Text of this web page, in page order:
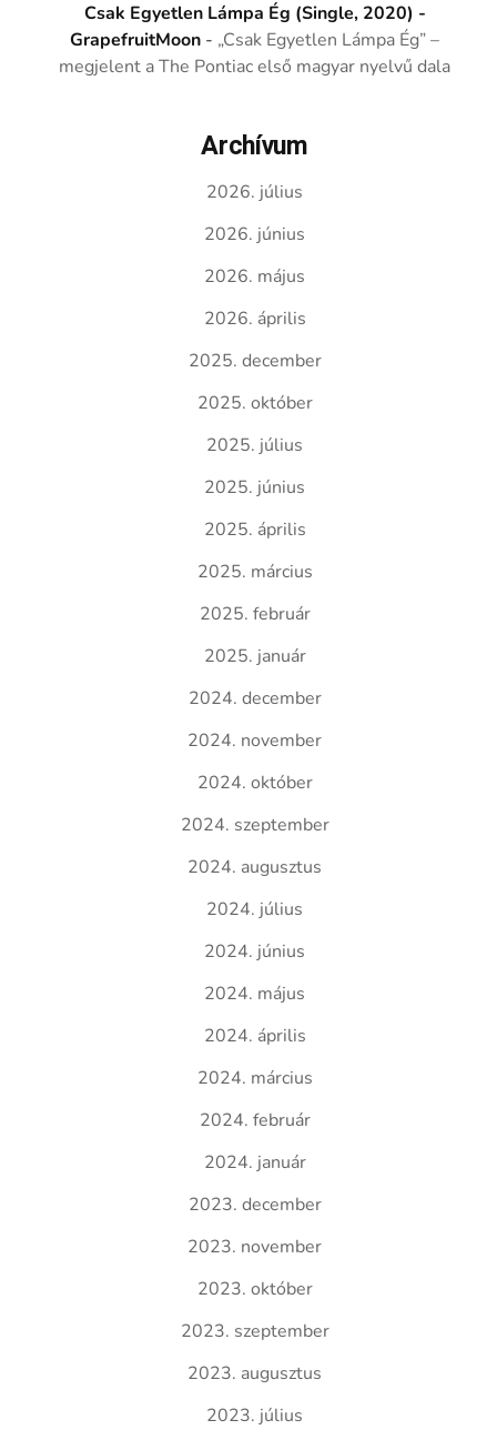
Csak Egyetlen Lámpa Ég (Single, 2020) -
GrapefruitMoon - „Csak Egyetlen Lámpa Ég” –
megjelent a The Pontiac első magyar nyelvű dala
Archívum
2026. július
2026. június
2026. május
2026. április
2025. december
2025. október
2025. július
2025. június
2025. április
2025. március
2025. február
2025. január
2024. december
2024. november
2024. október
2024. szeptember
2024. augusztus
2024. július
2024. június
2024. május
2024. április
2024. március
2024. február
2024. január
2023. december
2023. november
2023. október
2023. szeptember
2023. augusztus
2023. július